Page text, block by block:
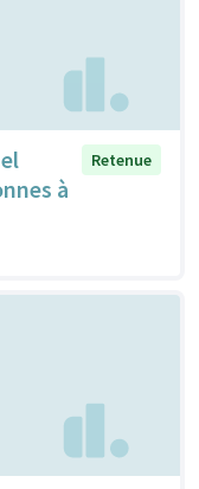
à
Retenue